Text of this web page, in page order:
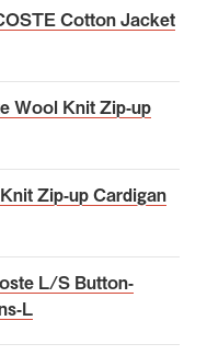
Cotton Jacket
Wool Knit Zip-up
Zip-up Cardigan
L/S Button-
L